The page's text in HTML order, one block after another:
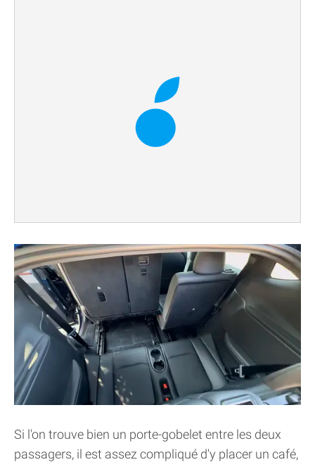
Si l'on trouve bien un porte-gobelet entre les deux
passagers, il est assez compliqué d'y placer un café,